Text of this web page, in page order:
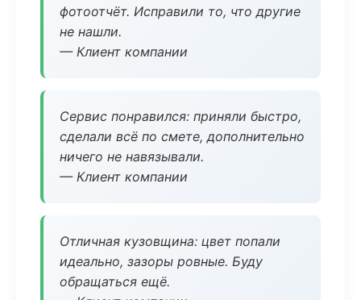
фотоотчёт. Исправили то, что другие
не нашли.
— Клиент компании
Сервис понравился: приняли быстро,
сделали всё по смете, дополнительно
ничего не навязывали.
— Клиент компании
Отличная кузовщина: цвет попали
идеально, зазоры ровные. Буду
обращаться ещё.